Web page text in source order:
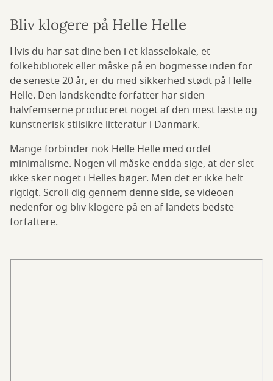
Bliv klogere på Helle Helle
Hvis du har sat dine ben i et klasselokale, et
folkebibliotek eller måske på en bogmesse inden for
de seneste 20 år, er du med sikkerhed stødt på Helle
Helle. Den landskendte forfatter har siden
halvfemserne produceret noget af den mest læste og
kunstnerisk stilsikre litteratur i Danmark.
Mange forbinder nok Helle Helle med ordet
minimalisme. Nogen vil måske endda sige, at der slet
ikke sker noget i Helles bøger. Men det er ikke helt
rigtigt. Scroll dig gennem denne side, se videoen
nedenfor og bliv klogere på en af landets bedste
forfattere.